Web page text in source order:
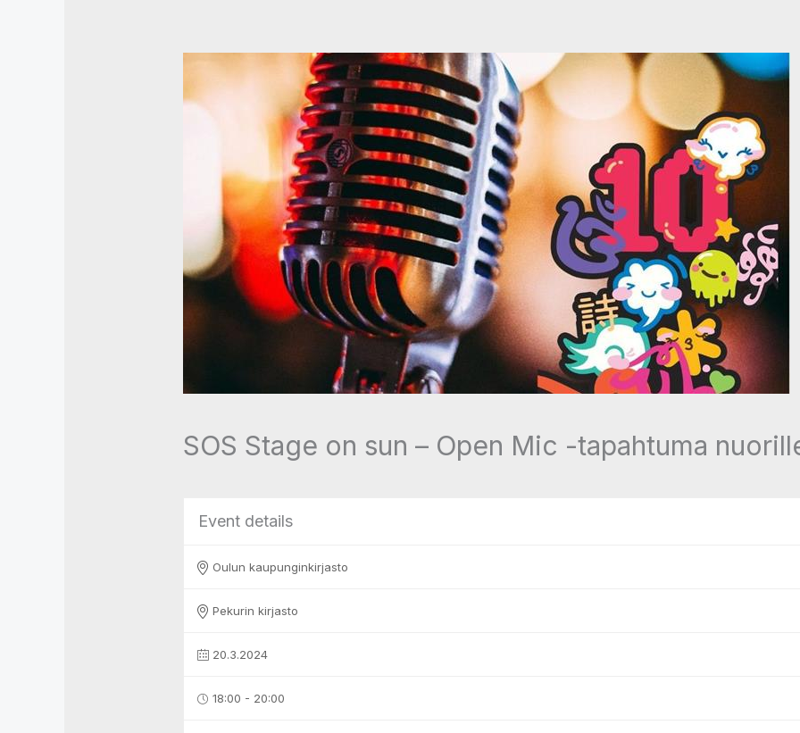
SOS Stage on sun – Open Mic -tapahtuma
Event details
Oulun kaupunginkirjasto
Pekurin kirjasto
20.3.2024
18:00 - 20:00